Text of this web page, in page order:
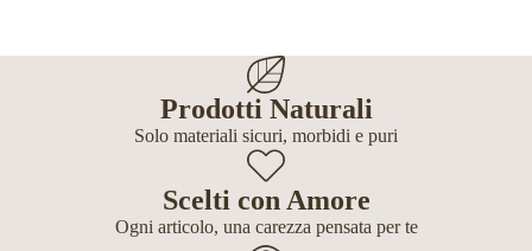
Prodotti Naturali
Solo materiali sicuri, morbidi e puri
Scelti con Amore
Ogni articolo, una carezza pensata per te